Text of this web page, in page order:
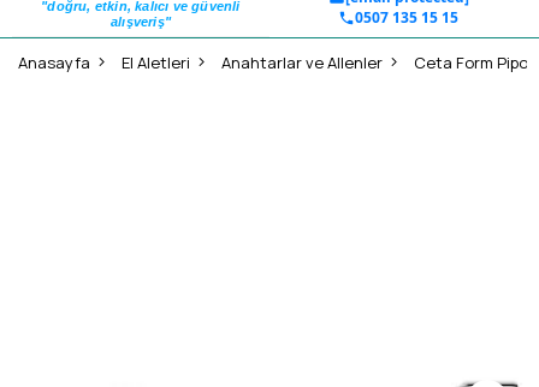
"doğru, etkin, kalıcı ve güvenli
alışveriş"
0507 135 15 15
Anasayfa El Aletleri Anahtarlar ve Allenler Ceta Form Pipo